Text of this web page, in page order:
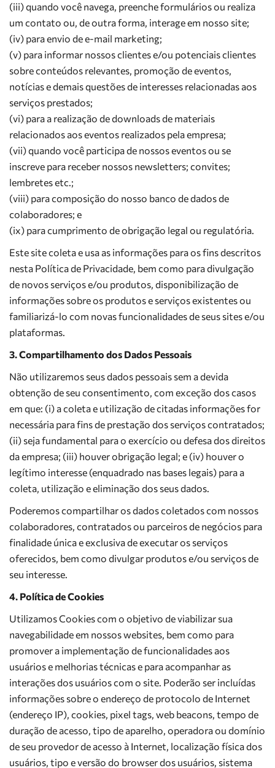
(iii) quando você navega, preenche formulários ou realiza
um contato ou, de outra forma, interage em nosso site;
(iv) para envio de e-mail marketing;
(v) para informar nossos clientes e/ou potenciais clientes
sobre conteúdos relevantes, promoção de eventos,
notícias e demais questões de interesses relacionadas aos
serviços prestados;
(vi) para a realização de downloads de materiais
relacionados aos eventos realizados pela empresa;
(vii) quando você participa de nossos eventos ou se
inscreve para receber nossos newsletters; convites;
lembretes etc.;
(viii) para composição do nosso banco de dados de
colaboradores; e
(ix) para cumprimento de obrigação legal ou regulatória.
Este site coleta e usa as informações para os fins descritos
nesta Política de Privacidade, bem como para divulgação
de novos serviços e/ou produtos, disponibilização de
informações sobre os produtos e serviços existentes ou
familiarizá-lo com novas funcionalidades de seus sites e/ou
plataformas.
3. Compartilhamento dos Dados Pessoais
Não utilizaremos seus dados pessoais sem a devida
obtenção de seu consentimento, com exceção dos casos
em que: (i) a coleta e utilização de citadas informações for
necessária para fins de prestação dos serviços contratados;
(ii) seja fundamental para o exercício ou defesa dos direitos
da empresa; (iii) houver obrigação legal; e (iv) houver o
legítimo interesse (enquadrado nas bases legais) para a
coleta, utilização e eliminação dos seus dados.
Poderemos compartilhar os dados coletados com nossos
colaboradores, contratados ou parceiros de negócios para
finalidade única e exclusiva de executar os serviços
oferecidos, bem como divulgar produtos e/ou serviços de
seu interesse.
4. Política de Cookies
Utilizamos Cookies com o objetivo de viabilizar sua
navegabilidade em nossos websites, bem como para
promover a implementação de funcionalidades aos
usuários e melhorias técnicas e para acompanhar as
interações dos usuários com o site. Poderão ser incluídas
informações sobre o endereço de protocolo de Internet
(endereço IP), cookies, pixel tags, web beacons, tempo de
duração de acesso, tipo de aparelho, operadora ou domínio
de seu provedor de acesso à Internet, localização física dos
usuários, tipo e versão do browser dos usuários, sistema